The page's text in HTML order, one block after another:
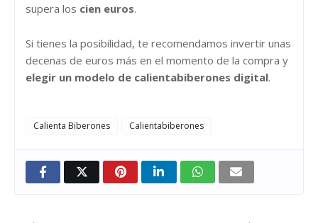
supera los cien euros.
Si tienes la posibilidad, te recomendamos invertir unas
decenas de euros más en el momento de la compra y
elegir un modelo de calientabiberones digital.
Calienta Biberones Calientabiberones